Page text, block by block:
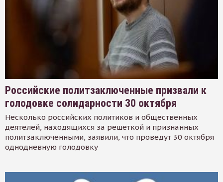
Российские политзаключенные призвали к
голодовке солидарности 30 октября
Несколько российских политиков и общественных
деятелей, находящихся за решеткой и признанных
политзаключенными, заявили, что проведут 30 октября
однодневную голодовку